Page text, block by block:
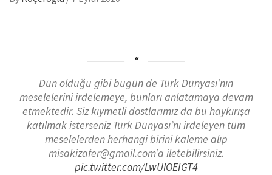
Dün olduğu gibi bugün de Türk Dünyası’nın
meselelerini irdelemeye, bunları anlatamaya devam
etmektedir. Siz kıymetli dostlarımız da bu haykırışa
katılmak isterseniz Türk Dünyası’nı irdeleyen tüm
meselelerden herhangi birini kaleme alıp
misakizafer@gmail.com’a iletebilirsiniz.
pic.twitter.com/LwUlOEIGT4